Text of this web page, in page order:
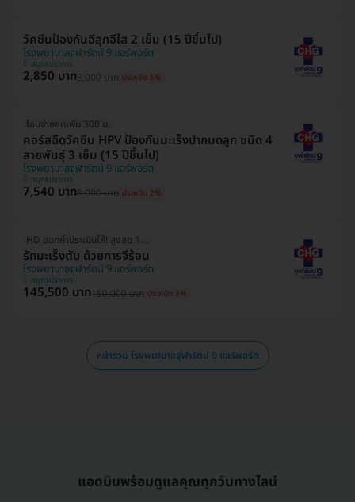
วัคซีนป้องกันอีสุกอีใส 2 เข็ม (15 ปีขึ้นไป)
โรงพยาบาลจุฬารัตน์ 9 แอร์พอร์ต
สมุทรปราการ
2,850 บาท3,000 บาท ประหยัด 5%
โอนจ่ายลดเพิ่ม 300 บ.
คอร์สฉีดวัคซีน HPV ป้องกันมะเร็งปากมดลูก ชนิด 4
สายพันธุ์ 3 เข็ม (15 ปีขึ้นไป)
โรงพยาบาลจุฬารัตน์ 9 แอร์พอร์ต
สมุทรปราการ
7,540 บาท8,000 บาท ประหยัด 2%
HD ออกค่าประเมินให้! สูงสุด 1500 บ.
รักมะเร็งตับ ด้วยการจี้ร้อน
โรงพยาบาลจุฬารัตน์ 9 แอร์พอร์ต
สมุทรปราการ
145,500 บาท150,000 บาท ประหยัด 3%
หน้ารวม โรงพยาบาลจุฬารัตน์ 9 แอร์พอร์ต
แอดมินพร้อมดูแลคุณทุกวันทางไลน์